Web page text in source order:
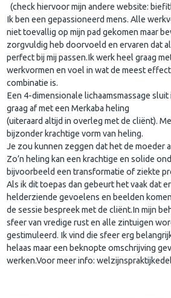
(check hiervoor mijn andere website:
Ik ben een gepassioneerd mens. Alle
niet toevallig op mijn pad gekomen maar
zorgvuldig heb doorvoeld en ervaren dat
perfect bij mij passen.Ik werk heel graag
werkvormen en voel in wat de meest
combinatie is.
Een 4-dimensionale lichaamsmassage
graag af met een Merkaba heling
(uiteraard altijd in overleg met de cliënt).
bijzonder krachtige vorm van heling.
Je zou kunnen zeggen dat het de moeder
Zo’n heling kan een krachtige en solide
bijvoorbeeld een transformatie of ziekte
Als ik dit toepas dan gebeurt het vaak dat
helderziende gevoelens en beelden
de sessie bespreek met de cliënt.In mijn
sfeer van vredige rust en alle zintuigen
gestimuleerd. Ik vind die sfeer erg
helaas maar een beknopte omschrijving
werken.Voor meer info: